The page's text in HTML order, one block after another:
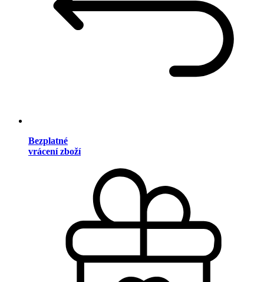
Bezplatné
vrácení zboží